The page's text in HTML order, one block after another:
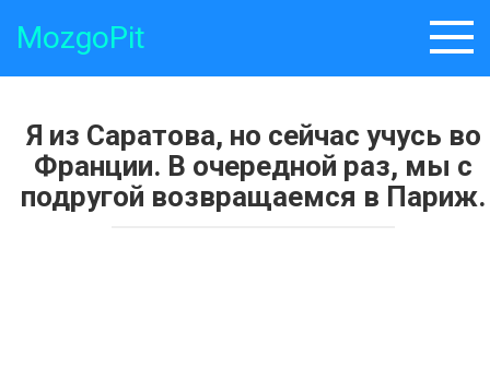
MozgoPit
Я из Саратова, но сейчас учусь во
Франции. В очередной раз, мы с
подругой возвращаемся в Париж.